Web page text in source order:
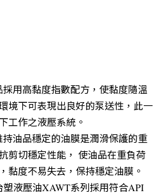
採用高黏度指數配方，使黏度隨溫
境下可表現出良好的泵送性，此一
工作之液壓系統。
持油品穩定的油膜是潤滑保護的重
剪切穩定性能， 使油品在重負荷
黏度不易失去，保持穩定油膜。
塑液壓油XAWT系列採用符合API